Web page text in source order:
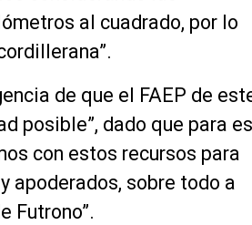
al cuadrado, por lo
de que el FAEP de
posible”, dado que para es
con estos recursos para
apoderados, sobre todo a
Futrono”.